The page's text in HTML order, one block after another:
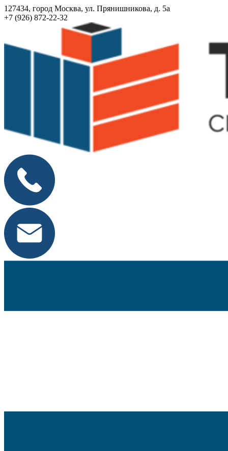
127434, город Москва, ул. Прянишникова, д. 5а
+7 (926) 872-22-32